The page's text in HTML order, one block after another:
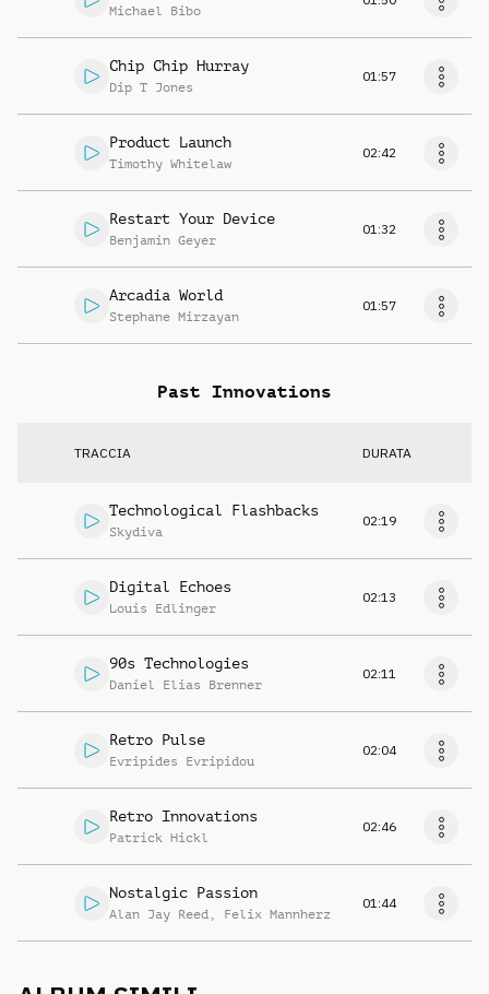
Michael Bibo
Chip Chip Hurray
Dip T Jones
01:57
Product Launch
Timothy Whitelaw
02:42
Restart Your Device
Benjamin Geyer
01:32
Arcadia World
Stephane Mirzayan
01:57
Past Innovations
TRACCIA DURATA
Technological Flashbacks
Skydiva
02:19
Digital Echoes
Louis Edlinger
02:13
90s Technologies
Daniel Elias Brenner
02:11
Retro Pulse
Evripides Evripidou
02:04
Retro Innovations
Patrick Hickl
02:46
Nostalgic Passion
Alan Jay Reed , Felix Mannherz
01:44